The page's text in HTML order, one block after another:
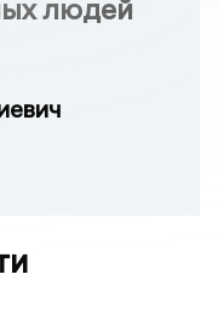
людей